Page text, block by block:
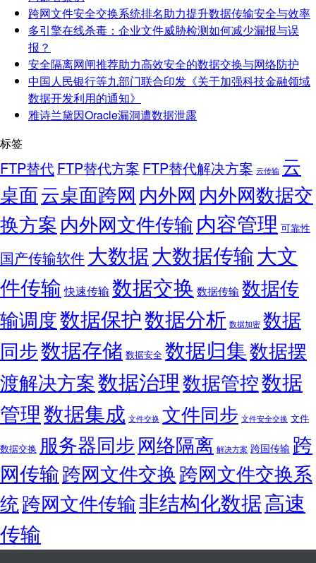
跨网文件安全交换系统排名助力提升数据传输安全与效率
多引擎在线杀毒：企业文件威胁检测如何减少漏报与误
报？
安全隔离网闸推荐助力高效安全的数据交换与网络防护
中国人民银行等九部门联合印发《关于加强科技金融领域
数据开发利用的通知》
雅诗兰黛因Oracle漏洞遭数据泄露
标签
FTP替代FTP替代方案 FTP替代解决方案 云传输 云
桌面云桌面跨网 内外网 内外网数据交
换方案内外网文件传输内容管理 可靠性
国产传输软件 大数据大数据传输大文
件传输 快速传输 数据交换 数据传输数据传
输调度数据保护数据分析 数据加密 数据
同步数据存储 数据安全 数据归集数据摆
渡解决方案数据治理数据管控数据
管理数据集成 文件交换 文件同步 文件安全交换 文件
数据交换 服务器同步网络隔离 解决方案 跨国传输 跨
网传输跨网文件交换跨网文件交换系
统跨网文件传输非结构化数据高速
传输